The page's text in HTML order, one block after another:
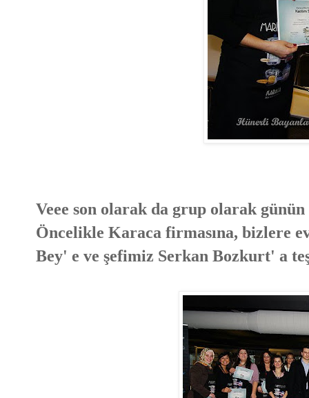
Veee son olarak da grup olarak
Öncelikle Karaca firmasına, bizlere
Bey' e ve şefimiz Serkan Bozkurt' a